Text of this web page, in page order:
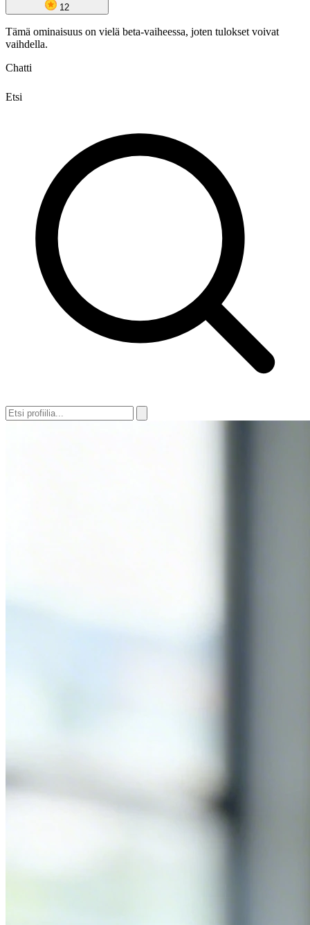
12
Tämä ominaisuus on vielä beta-vaiheessa, joten tulokset voivat
vaihdella.
Chatti
Etsi